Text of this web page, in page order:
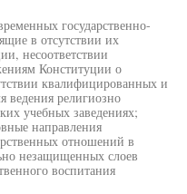
государственно-
в отсутствии их
несоответствии
Конституции о
квалифицированных и
ведения религиозно
учебных заведениях;
направления
отношений в
незащищенных слоев
воспитания